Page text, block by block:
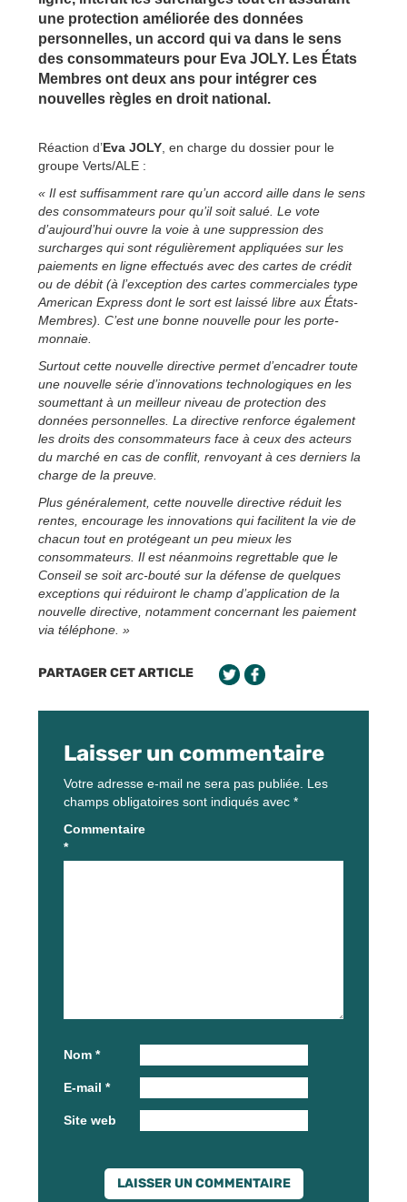
une protection améliorée des données
personnelles, un accord qui va dans le sens
des consommateurs pour Eva JOLY. Les États
Membres ont deux ans pour intégrer ces
nouvelles règles en droit national.
Réaction d’Eva JOLY , en charge du dossier pour le
groupe Verts/ALE :
« Il est suffisamment rare qu’un accord aille dans le sens
des consommateurs pour qu’il soit salué. Le vote
d’aujourd’hui ouvre la voie à une suppression des
surcharges qui sont régulièrement appliquées sur les
paiements en ligne effectués avec des cartes de crédit
ou de débit (à l’exception des cartes commerciales type
American Express dont le sort est laissé libre aux États-
Membres). C’est une bonne nouvelle pour les porte-
monnaie.
Surtout cette nouvelle directive permet d’encadrer toute
une nouvelle série d’innovations technologiques en les
soumettant à un meilleur niveau de protection des
données personnelles. La directive renforce également
les droits des consommateurs face à ceux des acteurs
du marché en cas de conflit, renvoyant à ces derniers la
charge de la preuve.
Plus généralement, cette nouvelle directive réduit les
rentes, encourage les innovations qui facilitent la vie de
chacun tout en protégeant un peu mieux les
consommateurs. Il est néanmoins regrettable que le
Conseil se soit arc-bouté sur la défense de quelques
exceptions qui réduiront le champ d’application de la
nouvelle directive, notamment concernant les paiement
via téléphone. »
PARTAGER CET ARTICLE
Laisser un commentaire
Votre adresse e-mail ne sera pas publiée. Les
champs obligatoires sont indiqués avec *
Commentaire
*
Nom *
E-mail *
Site web